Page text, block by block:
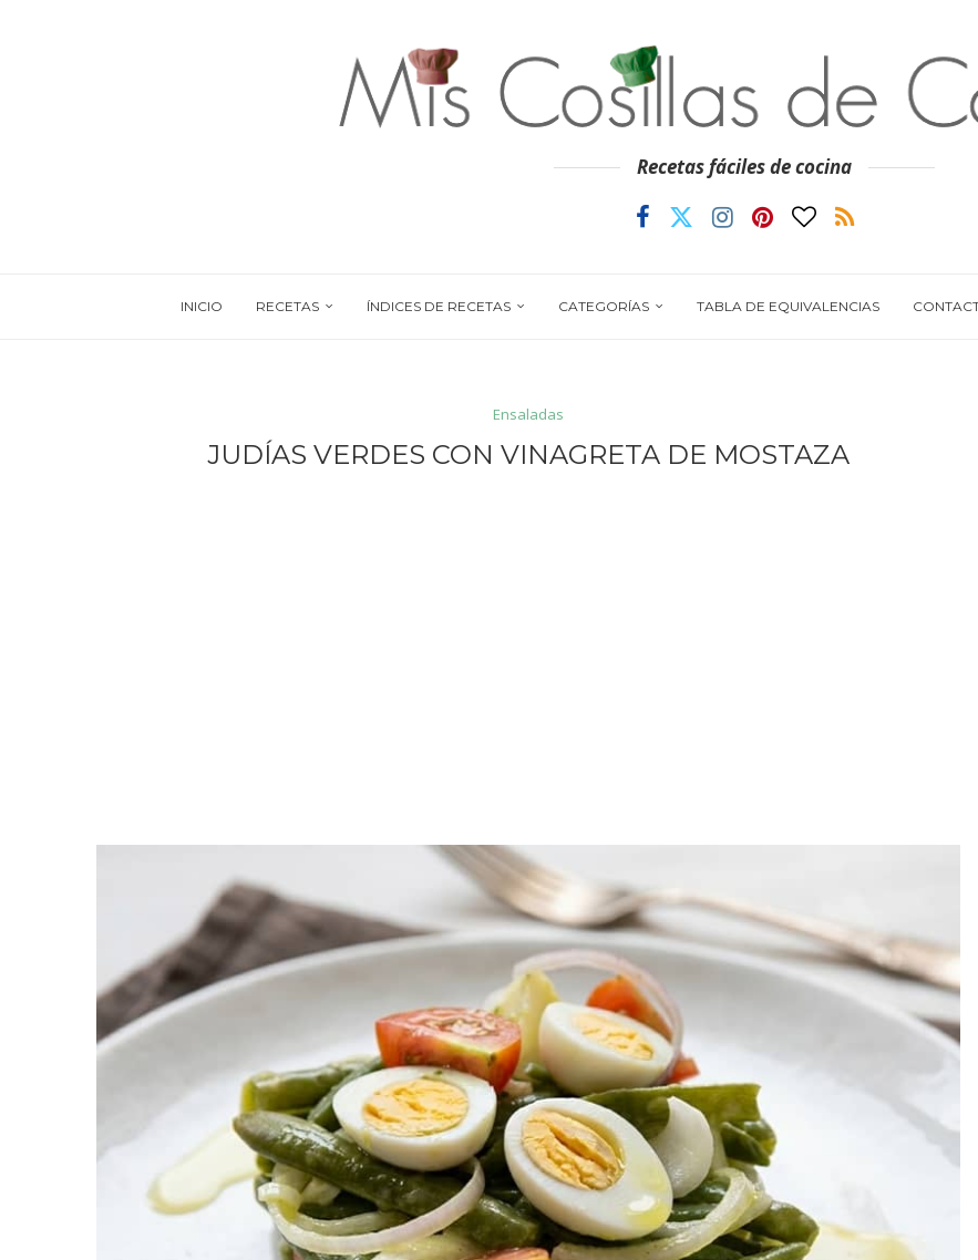
Recetas fáciles de cocina
INICIO RECETAS ÍNDICES DE RECETAS CATEGORÍAS TABLA DE EQUIVALENCIAS
Ensaladas
JUDÍAS VERDES CON VINAGRETA DE MOSTAZA